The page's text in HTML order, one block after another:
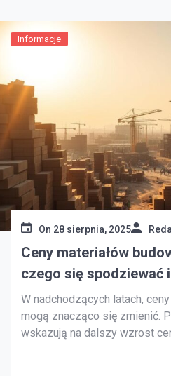
zmiany, tworząc
funkcjonalne miejsce.
Informacje
On 28 sierpnia, 2025
Ceny materiałów
czego się spodziewać
koszty budowy
W nadchodzących latach,
mogą znacząco się zmienić.
wskazują na dalszy wzrost